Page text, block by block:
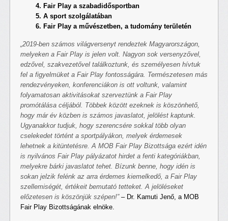
4. Fair Play a szabadidősportban
5. A sport szolgálatában
6. Fair Play a művészetben, a tudomány területén
„2019-ben számos világversenyt rendeztek Magyarországon,
melyeken a Fair Play is jelen volt. Nagyon sok versenyzővel,
edzővel, szakvezetővel találkoztunk, és személyesen hívtuk
fel a figyelmüket a Fair Play fontosságára. Természetesen más
rendezvényeken, konferenciákon is ott voltunk, valamint
folyamatosan aktivitásokat szerveztünk a Fair Play
promótálása céljából. Többek között ezeknek is köszönhető,
hogy már év közben is számos javaslatot, jelölést kaptunk.
Ugyanakkor tudjuk, hogy szerencsére sokkal több olyan
cselekedet történt a sportpályákon, melyek érdemesek
lehetnek a kitüntetésre. A MOB Fair Play Bizottsága ezért idén
is nyilvános Fair Play pályázatot hirdet a fenti kategóriákban,
melyekre bárki javaslatot tehet. Bízunk benne, hogy idén is
sokan jelzik felénk az arra érdemes kiemelkedő, a Fair Play
szellemiségét, értékeit bemutató tetteket. A jelöléseket
előzetesen is köszönjük szépen!”– Dr. Kamuti Jenő, a MOB
Fair Play Bizottságának elnöke.